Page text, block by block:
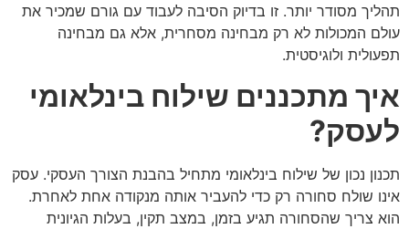
תהליך מסודר יותר. זו בדיוק הסיבה לעבוד עם גורם שמכיר את
עולם המכולות לא רק מבחינה מסחרית, אלא גם מבחינה
תפעולית ולוגיסטית.
איך מתכננים שילוח בינלאומי
לעסק?
תכנון נכון של שילוח בינלאומי מתחיל בהבנת הצורך העסקי. עסק
אינו שולח סחורה רק כדי להעביר אותה מנקודה אחת לאחרת.
הוא צריך שהסחורה תגיע בזמן, במצב תקין, בעלות הגיונית